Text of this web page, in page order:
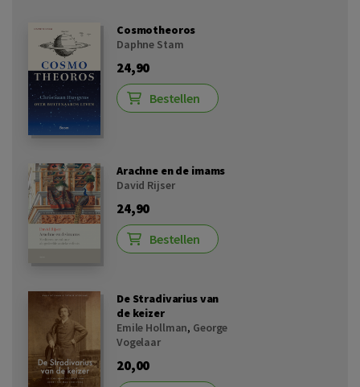
Cosmotheoros
Daphne Stam
24,90
Bestellen
Arachne en de imams
David Rijser
24,90
Bestellen
De Stradivarius van
de keizer
Emile Hollman, George
Vogelaar
20,00